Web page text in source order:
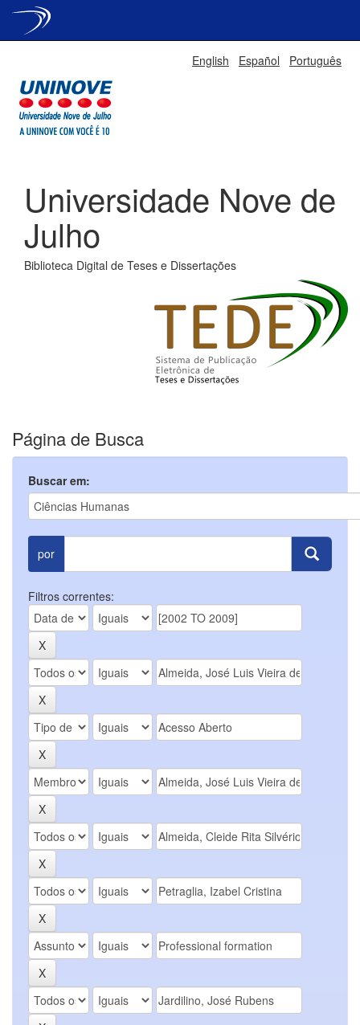
English Español Português
Universidade Nove de
Julho
Biblioteca Digital de Teses e Dissertações
Página de Busca
Buscar em:
por
Filtros correntes: